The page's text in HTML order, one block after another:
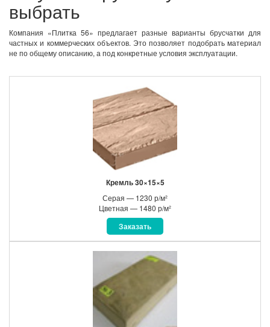
выбрать
Компания «Плитка 56» предлагает разные варианты брусчатки для
частных и коммерческих объектов. Это позволяет подобрать материал
не по общему описанию, а под конкретные условия эксплуатации.
Кремль 30×15×5
Серая — 1230 р/м²
Цветная — 1480 р/м²
Заказать